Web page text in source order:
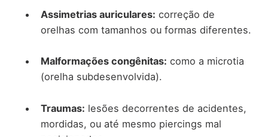
Assimetrias auriculares: correção de
orelhas com tamanhos ou formas diferentes.
Malformações congênitas: como a microtia
(orelha subdesenvolvida).
Traumas: lesões decorrentes de acidentes,
mordidas, ou até mesmo piercings mal